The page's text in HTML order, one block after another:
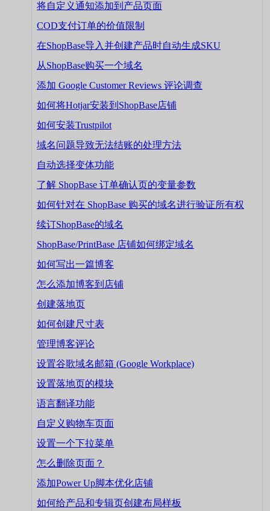
将自定义通知添加到产品页面
COD支付订单的价值限制
在ShopBase导入并创建产品时自动生成SKU
从ShopBase购买一个域名
添加 Google Customer Reviews 评论调查
如何将Hotjar安装到ShopBase店铺
如何安装Trustpilot
域名问题导致无法结账的处理方法
自动选择变体功能
了解 ShopBase 订单确认页的变量参数
如何针对在 ShopBase 购买的域名进行验证所有权
续订ShopBase的域名
ShopBase/PrintBase 店铺如何绑定域名
如何写出一篇博客
怎么添加博客到店铺
创建落地页
如何创建尺寸表
管理博客评论
设置谷歌域名邮箱 (Google Workplace)
设置落地页的模块
语言翻译功能
自定义购物车页面
设置一个下拉菜单
怎么删除页面？
添加Power Up脚本优化店铺
如何给产品和专辑页创建布局样板